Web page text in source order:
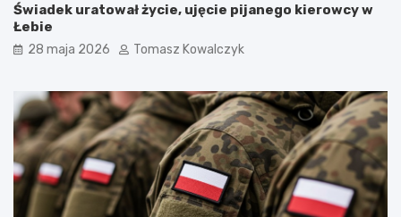
Świadek uratował życie, ujęcie pijanego kierowcy w
Łebie
28 maja 2026 Tomasz Kowalczyk